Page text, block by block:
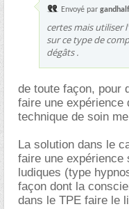
Envoyé par
certes mais utiliser
sur ce type de
dégâts .
de toute façon, pour
faire une expérience
technique de soin
La solution dans le
faire une expérience
ludiques (type
façon dont la
dans le TPE faire le